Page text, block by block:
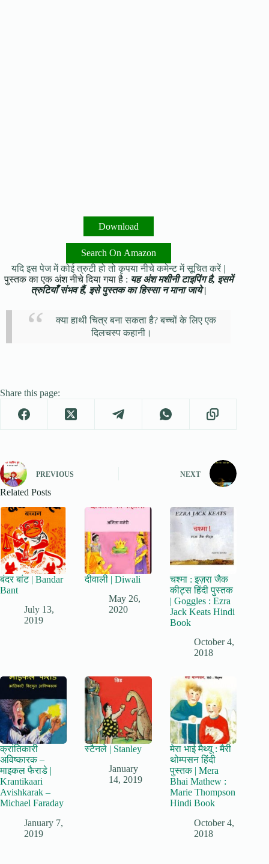
Download
Search On Amazon
यदि इस पेज में कोई त्रुटी हो तो कृपया नीचे कमेन्ट में सूचित करें |
पुस्तक का एक अंश नीचे दिया गया है : यह अंश मशीनी टाइपिंग है, इसमें
त्रुटियाँ संभव हैं, इसे पुस्तक का हिस्सा न माना जाये |
क्या हाथी चित्र बना सकता है? बच्चों के लिए एक
दिलचस्प कहानी।
Share this page:
PREVIOUS NEXT
Related Posts
बंदर बांट | Bandar
Bant
July 13,
2019
दीवाली | Diwali
May 26,
2020
चश्मा : इज़रा जैक
कीट्स हिंदी पुस्तक
| Goggles : Ezra
Jack Keats Hindi
Book
October 4,
2018
क्रांतिकारी
अविष्कारक –
माइकल फैराडे |
Krantikaari
Avishkarak –
Michael Faraday
January 7,
2019
स्टैनले | Stanley
January
14, 2019
मेरा भाई मैथ्यू : मैरी
थोम्पसन हिंदी
पुस्तक | Mera
Bhai Mathew :
Marie Thompson
Hindi Book
October 4,
2018